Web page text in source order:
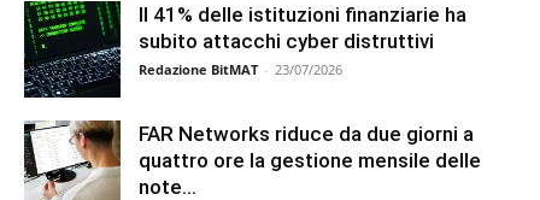
Il 41% delle istituzioni finanziarie ha
subito attacchi cyber distruttivi
Redazione BitMAT - 23/07/2026
FAR Networks riduce da due giorni a
quattro ore la gestione mensile delle
note...